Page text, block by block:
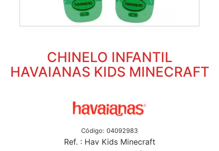
CHINELO INFANTIL
HAVAIANAS KIDS MINECRAFT
Código: 04092983
Ref. : Hav Kids Minecraft